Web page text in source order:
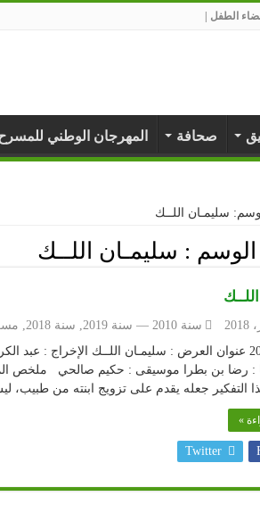
الطفل |
صحافة المهرجان الوطني
سليمـان اللــك
: سليمـان اللــك
سنة 2010 — سنة 2019 سنة 2018
السنة : 2018 عنوان العرض : سليمـان اللــك الإخراج :
: رضا بن بطرا موسيقى : حكيم صالحي ملخص
التفكير جعله يقدم على تزويج ابنته من طبيب،
»
Twitter